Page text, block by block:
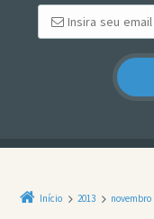
Início 2013 novembro